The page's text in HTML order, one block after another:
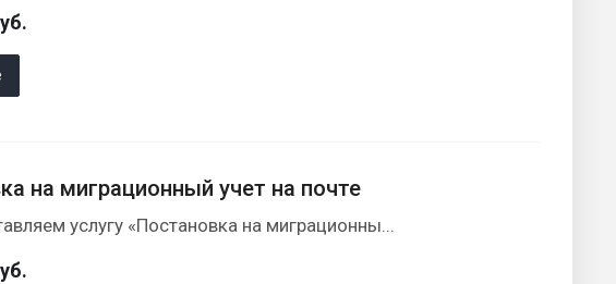
на миграционный учет на почте
услугу «Постановка на миграционны...